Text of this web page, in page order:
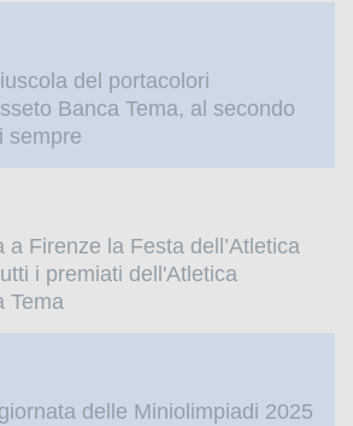
del portacolori
Banca Tema, al secondo
sempre
a Firenze la Festa dell’Atletica
i premiati dell'Atletica
Tema
delle Miniolimpiadi 2025